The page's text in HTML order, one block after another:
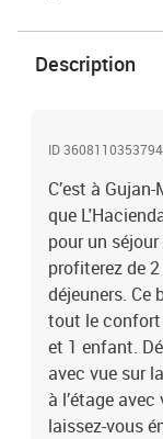
avec vue sur le golf
beauté de la région
découvrir les
!Séjour de 3 jours
Description
ID 3608110353794
C’est à
que
pour un
profiterez de
déjeuners. Ce
tout le confort
et 1 enfant.
avec vue sur
à l’étage
laissez-vous